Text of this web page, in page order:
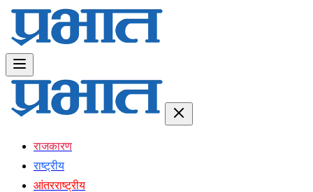
राजकारण
राष्ट्रीय
आंतरराष्ट्रीय